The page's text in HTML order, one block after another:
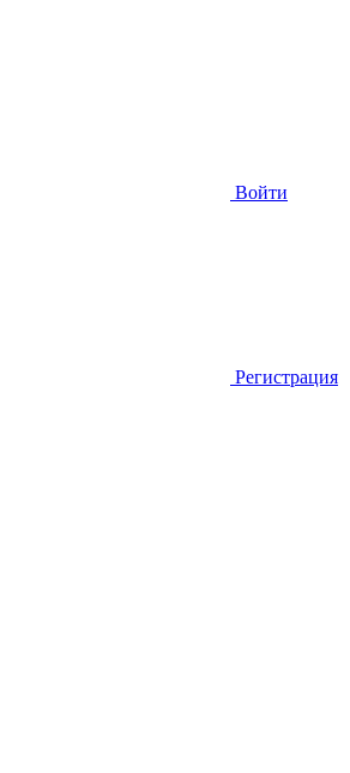
Войти
Регистрация